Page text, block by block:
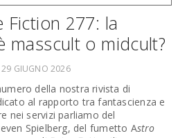
Fiction 277: la
masscult o midcult?
29 GIUGNO 2026
della nostra rivista di
al rapporto tra fantascienza e
nei servizi parliamo del
Spielberg, del fumetto Astro